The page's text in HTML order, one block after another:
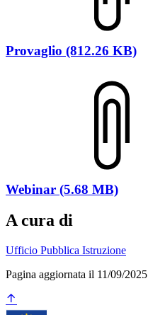
Provaglio (812.26 KB)
Webinar (5.68 MB)
A cura di
Ufficio Pubblica Istruzione
Pagina aggiornata il 11/09/2025